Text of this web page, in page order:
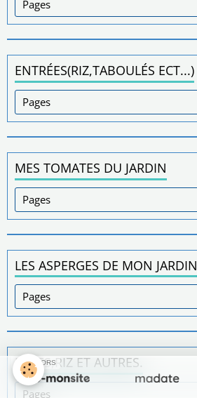
ENTRÉES(RIZ,TABOULÉS ECT...)
MES TOMATES DU JARDIN
LES ASPERGES DE MON JARDIN
PÂTES,RIZ ET AUTRES.
SPONSORS